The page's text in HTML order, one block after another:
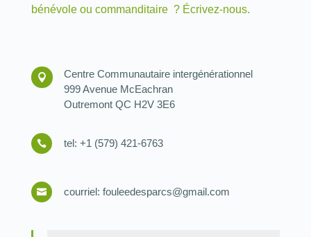
bénévole ou commanditaire ? Écrivez-nous.

Centre Communautaire intergénérationnel
999 Avenue McEachran
Outremont QC H2V 3E6
 tel: +1 (579) 421-6763
 courriel: fouleedesparcs@gmail.com